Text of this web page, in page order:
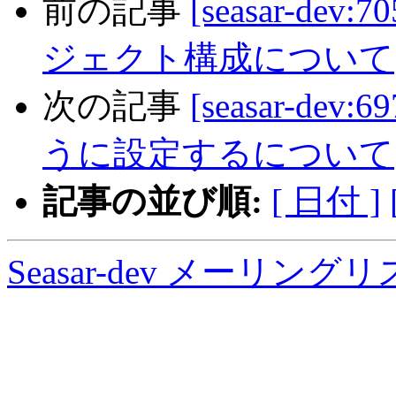
前の記事 [seasar-
ジェクト構成について
次の記事 [seasar-
うに設定するについて
記事の並び順: [ 日付 ]
Seasar-dev メーリング